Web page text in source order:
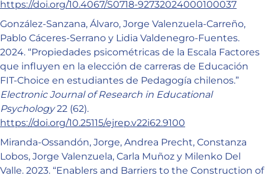
https://doi.org/10.4067/S0718-92732024000100037
González-Sanzana, Álvaro, Jorge Valenzuela-Carreño,
Pablo Cáceres-Serrano y Lidia Valdenegro-Fuentes.
2024. “Propiedades psicométricas de la Escala Factores
que influyen en la elección de carreras de Educación
FIT-Choice en estudiantes de Pedagogía chilenos.”
Electronic Journal of Research in Educational
Psychology22 (62).
https://doi.org/10.25115/ejrep.v22i62.9100
Miranda-Ossandón, Jorge, Andrea Precht, Constanza
Lobos, Jorge Valenzuela, Carla Muñoz y Milenko Del
Valle. 2023. “Enablers and Barriers to the Construction of